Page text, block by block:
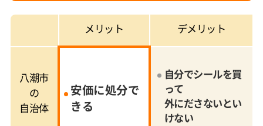
メリット デメリット
八潮市
の
自治体
安価に処分で
きる
自分でシールを買
って
外にださないとい
けない